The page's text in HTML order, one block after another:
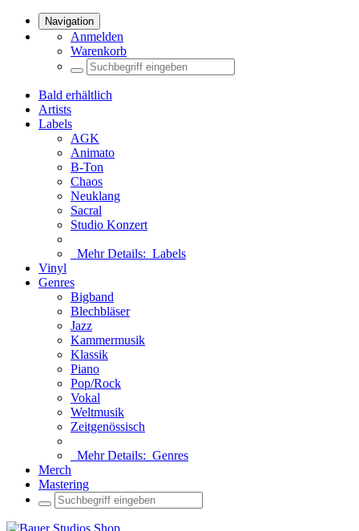
Navigation
Anmelden
Warenkorb
Bald erhältlich
Artists
Labels
AGK
Animato
B-Ton
Chaos
Neuklang
Sacral
Studio Konzert
Mehr Details: Labels
Vinyl
Genres
Bigband
Blechbläser
Jazz
Kammermusik
Klassik
Piano
Pop/Rock
Vokal
Weltmusik
Zeitgenössisch
Mehr Details: Genres
Merch
Mastering